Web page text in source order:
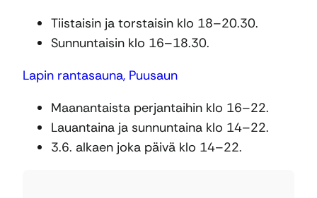
Tiistaisin ja torstaisin klo 18–20.30.
Sunnuntaisin klo 16–18.30.
Lapin rantasauna, Puusaun
Maanantaista perjantaihin klo 16–22.
Lauantaina ja sunnuntaina klo 14–22.
3.6. alkaen joka päivä klo 14–22.